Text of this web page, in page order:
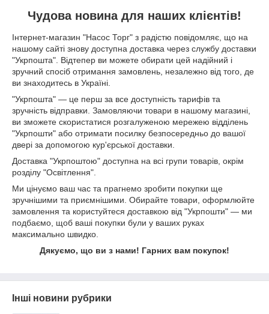
Чудова новина для наших клієнтів!
Інтернет-магазин "Насос Торг" з радістю повідомляє, що на
нашому сайті знову доступна доставка через службу доставки
"Укрпошта". Відтепер ви можете обирати цей надійний і
зручний спосіб отримання замовлень, незалежно від того, де
ви знаходитесь в Україні.
"Укрпошта" — це перш за все доступність тарифів та
зручність відправки. Замовляючи товари в нашому магазині,
ви зможете скористатися розгалуженою мережею відділень
"Укрпошти" або отримати посилку безпосередньо до вашої
двері за допомогою кур'єрської доставки.
Доставка "Укрпоштою" доступна на всі групи товарів, окрім
розділу "Освітлення".
Ми цінуємо ваш час та прагнемо зробити покупки ще
зручнішими та приємнішими. Обирайте товари, оформлюйте
замовлення та користуйтеся доставкою від "Укрпошти" — ми
подбаємо, щоб ваші покупки були у ваших руках
максимально швидко.
Дякуємо, що ви з нами! Гарних вам покупок!
Інші новини рубрики